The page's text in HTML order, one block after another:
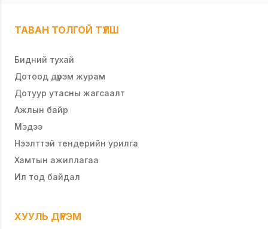
ТАВАН ТОЛГОЙ ТҮЛШ
Бидний тухай
Дотоод дүрэм журам
Дотуур утасны жагсаалт
Ажлын байр
Мэдээ
Нээлттэй тендерийн урилга
Хамтын ажиллагаа
Ил тод байдал
ХУУЛЬ ДҮРЭМ